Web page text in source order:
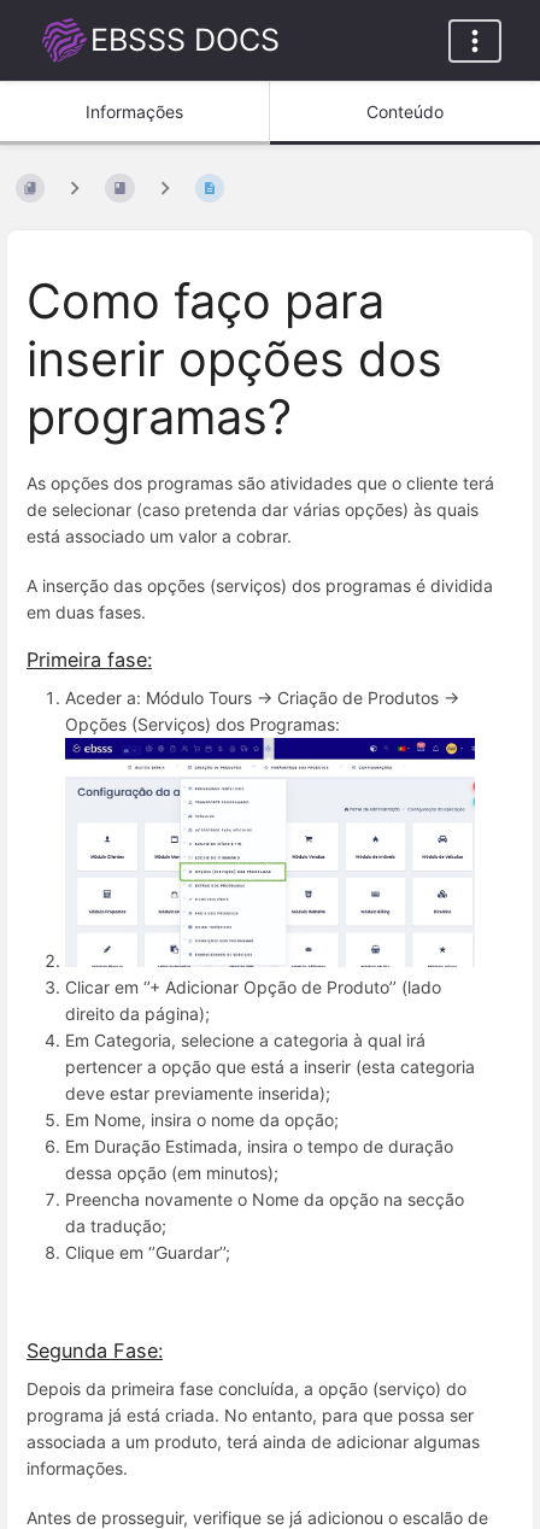
EBSSS DOCS
Informações Conteúdo
Como faço para
inserir opções dos
programas?
As opções dos programas são atividades que o cliente terá
de selecionar (caso pretenda dar várias opções) às quais
está associado um valor a cobrar.
A inserção das opções (serviços) dos programas é dividida
em duas fases.
Primeira fase:
Aceder a: Módulo Tours -> Criação de Produtos ->
Opções (Serviços) dos Programas:
Clicar em ‘’+ Adicionar Opção de Produto’’ (lado
direito da página);
Em Categoria, selecione a categoria à qual irá
pertencer a opção que está a inserir (esta categoria
deve estar previamente inserida);
Em Nome, insira o nome da opção;
Em Duração Estimada, insira o tempo de duração
dessa opção (em minutos);
Preencha novamente o Nome da opção na secção
da tradução;
Clique em ‘’Guardar’’;
Segunda Fase:
Depois da primeira fase concluída, a opção (serviço) do
programa já está criada. No entanto, para que possa ser
associada a um produto, terá ainda de adicionar algumas
informações.
Antes de prosseguir, verifique se já adicionou o escalão de